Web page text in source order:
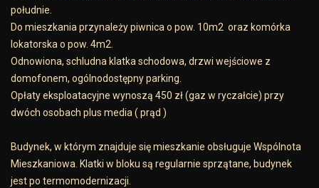
południe.
Do mieszkania przynależy piwnica o pow. 10m2 oraz komórka
lokatorska o pow. 4m2.
Odnowiona, schludna klatka schodowa, drzwi wejściowe z
domofonem, ogólnodostępny parking.
Opłaty eksploatacyjne wynoszą 450 zł (gaz w ryczałcie) przy
dwóch osobach plus media ( prąd )
Budynek, w którym znajduje się mieszkanie obsługuje Wspólnota
Mieszkaniowa. Klatki w bloku są regularnie sprzątane, budynek
jest po termomodernizacji.